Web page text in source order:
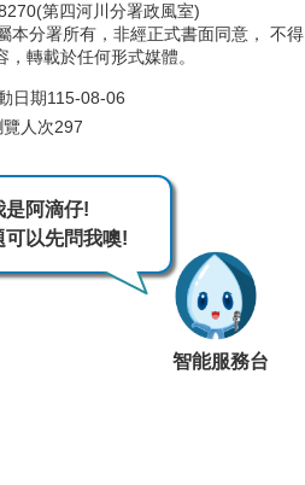
第四河川分署政風室)
本分署所有，非經正式書面同意， 不得
，轉載於任何形式媒體。
日期115-08-06
覽人次297
是阿滴仔!
可以先問我噢!
智能服務台